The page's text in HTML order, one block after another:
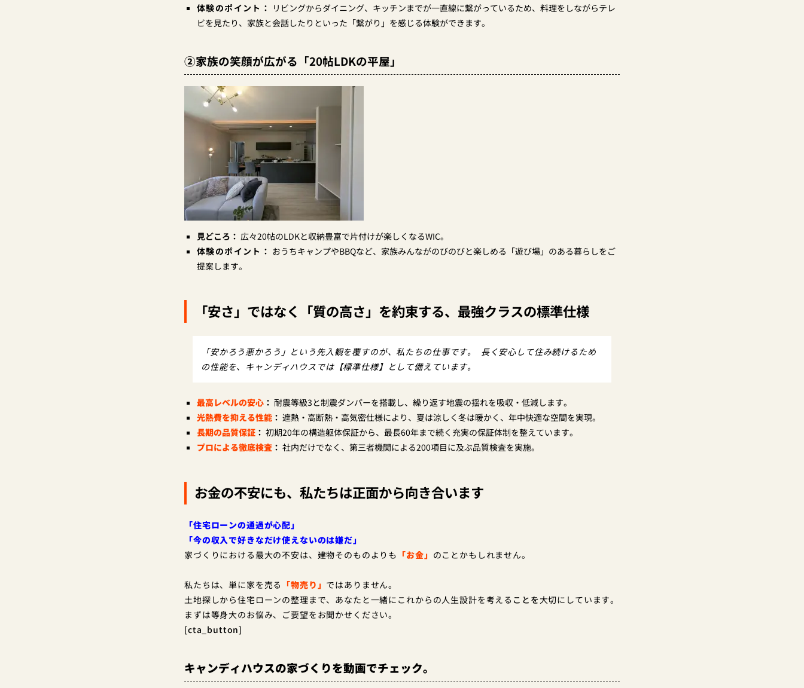
体験のポイント： リビングからダイニング、キッチンまでが一直線に繋がっているため、料理をしながらテレ
ビを見たり、家族と会話したりといった「繋がり」を感じる体験ができます。
②家族の笑顔が広がる「20帖LDKの平屋」
見どころ： 広々20帖のLDKと収納豊富で片付けが楽しくなるWIC。
体験のポイント： おうちキャンプやBBQなど、家族みんながのびのびと楽しめる「遊び場」のある暮らしをご
提案します。
「安さ」ではなく「質の高さ」を約束する、最強クラスの標準仕様
「安かろう悪かろう」という先入観を覆すのが、私たちの仕事です。 長く安心して住み続けるため
の性能を、キャンディハウスでは【標準仕様】として備えています。
最高レベルの安心： 耐震等級3と制震ダンパーを搭載し、繰り返す地震の揺れを吸収・低減します。
光熱費を抑える性能： 遮熱・高断熱・高気密仕様により、夏は涼しく冬は暖かく、年中快適な空間を実現。
長期の品質保証： 初期20年の構造躯体保証から、最長60年まで続く充実の保証体制を整えています。
プロによる徹底検査： 社内だけでなく、第三者機関による200項目に及ぶ品質検査を実施。
お金の不安にも、私たちは正面から向き合います
「住宅ローンの通過が心配」
「今の収入で好きなだけ使えないのは嫌だ」
家づくりにおける最大の不安は、建物そのものよりも 「お金」 のことかもしれません。
私たちは、単に家を売る 「物売り」 ではありません。
土地探しから住宅ローンの整理まで、あなたと一緒にこれからの人生設計を考える ことを大切にしています。
まずは等身大のお悩み、ご要望をお聞かせください。
[cta_button]
キャンディハウスの家づくりを動画でチェック。